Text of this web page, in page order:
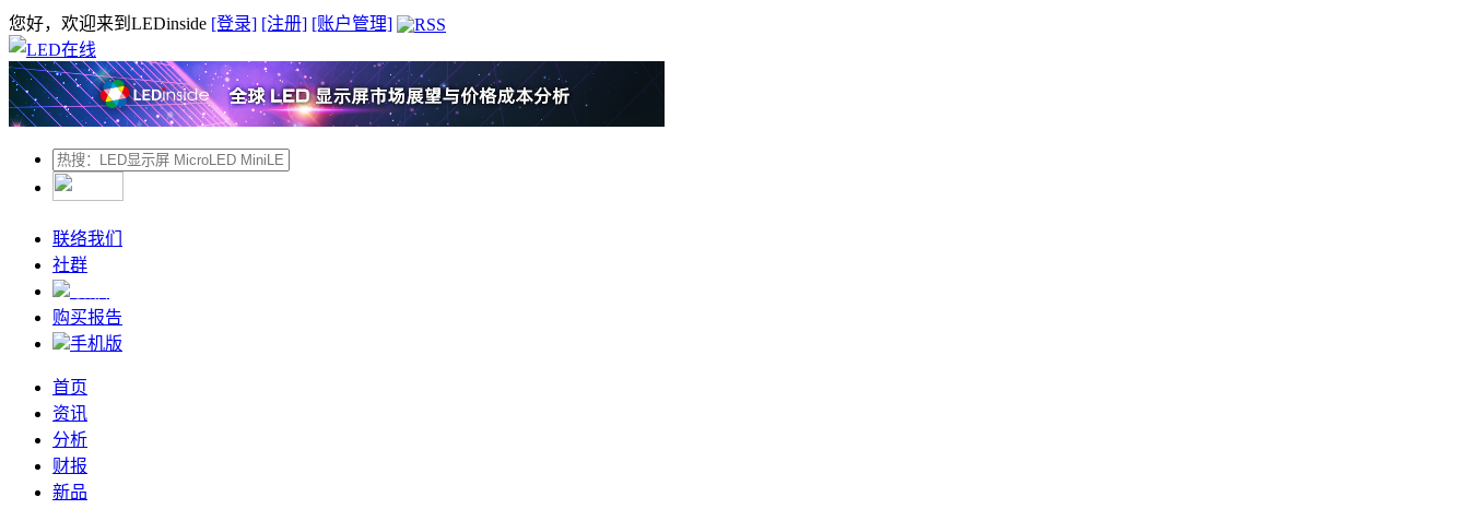
您好，欢迎来到LEDinside [登录] [注册] [账户管理]
联络我们
社群
购买报告
手机版
首页
资讯
分析
财报
新品